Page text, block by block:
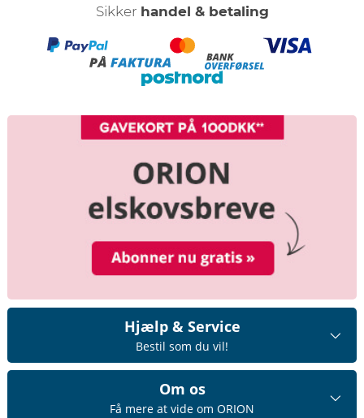
Sikker handel & betaling
Hjælp & Service
Bestil som du vil!
Om os
Få mere at vide om ORION